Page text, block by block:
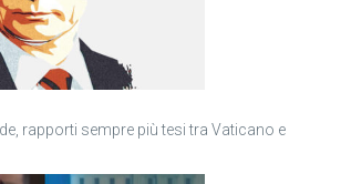
rapporti sempre più tesi tra Vaticano e